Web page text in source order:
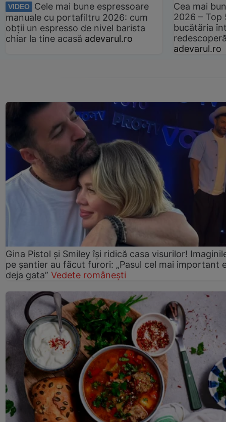
VIDEO
Cele mai bune espressoare
manuale cu portafiltru 2026: cum
obții un espresso de nivel barista
chiar la tine acasă adevarul.ro
Cea mai
2026 –
bucătăria
adevarul.ro
Gina Pistol și Smiley își ridică casa visurilor!
pe șantier au făcut furori: „Pasul cel mai important
deja gata” Vedete românești